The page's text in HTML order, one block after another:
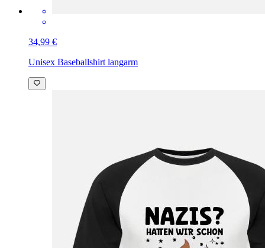
34,99 €
Unisex Baseballshirt langarm